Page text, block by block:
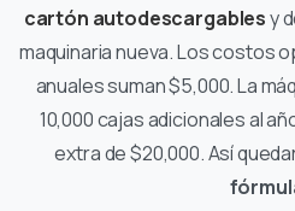
cartón autodescargablesy
maquinaria nueva. Los costos
anuales suman $5,000. La
10,000 cajas adicionales al
extra de $20,000. Así